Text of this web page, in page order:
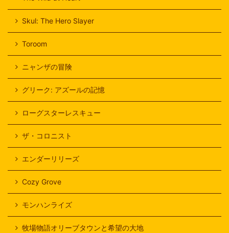
Skul: The Hero Slayer
Toroom
ニャンザの冒険
グリーク: アズールの記憶
ローグスターレスキュー
ザ・コロニスト
エンダーリリーズ
Cozy Grove
モンハンライズ
牧場物語オリーブタウンと希望の大地